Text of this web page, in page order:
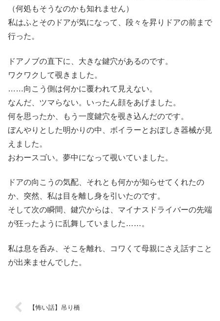
（何処もそうなのかも知れません）
私はふとそのドアが気になって、段々を昇りドアの前まで
行った。
ドアノブの直下に、大きな鍵穴があるのです。
ワクワクして覗きました。
……向こう側は何かに覆われて見えない。
なんだ、ツマらない。いったん顔をあげました。
何を思ったか、もう一度鍵穴を覗き込んだのです。
ぼんやりとした明かりの中、ボイラーとおぼしき器械が見
えました。
おわースゴい。夢中になって覗いていました。
ドアの向こうの気配、それとも何かが知らせてくれたの
か、突然、私は目を離し身を引いたのです。
そして次の瞬間、鍵穴からは、マイナスドライバーの先端
が狂ったように乱舞していました……。
私は息を呑み、そこを離れ、コワくて母親にさえ話すこと
が出来ませんでした。
【怖い話】吊り橋